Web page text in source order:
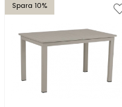
Spara 10%